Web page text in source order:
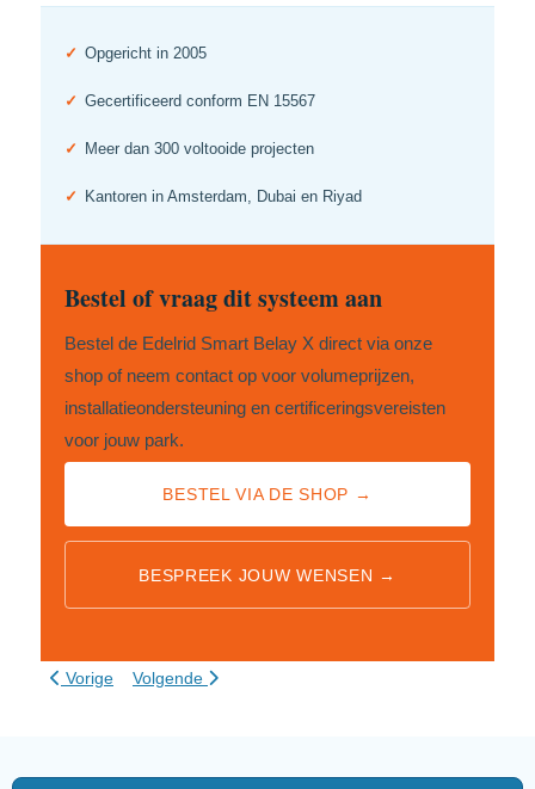
✓ Opgericht in 2005
✓ Gecertificeerd conform EN 15567
✓ Meer dan 300 voltooide projecten
✓ Kantoren in Amsterdam, Dubai en Riyad
Bestel of vraag dit systeem aan
Bestel de Edelrid Smart Belay X direct via onze
shop of neem contact op voor volumeprijzen,
installatieondersteuning en certificeringsvereisten
voor jouw park.
BESTEL VIA DE SHOP →
BESPREEK JOUW WENSEN →
Vorig artikel: In-house Adventure Park Fabrikant
Vorige Volgende artikel: Adventure Park engineering
Volgende